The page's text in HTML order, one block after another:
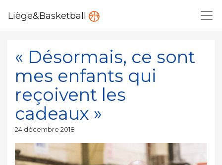
Liège&Basketball
« Désormais, ce sont
mes enfants qui
reçoivent les
cadeaux »
Publié
24 décembre 2018